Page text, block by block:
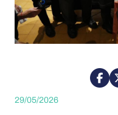
29/05/2026